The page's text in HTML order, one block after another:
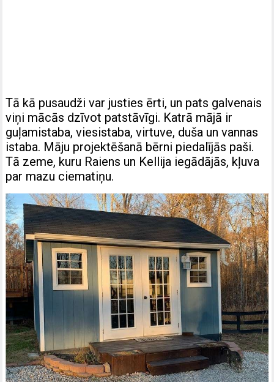
Tā kā pusaudži var justies ērti, un pats galvenais
viņi mācās dzīvot patstāvīgi. Katrā mājā ir
guļamistaba, viesistaba, virtuve, duša un vannas
istaba. Māju projektēšanā bērni piedalījās paši.
Tā zeme, kuru Raiens un Kellija iegādājās, kļuva
par mazu ciematiņu.